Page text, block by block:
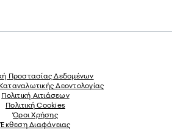
Προστασίας Δεδομένων
Δεοντολογίας
Πολιτική Αιτιάσεων
Πολιτική Cookies
Όροι Χρήσης
Έκθεση Διαφάνειας